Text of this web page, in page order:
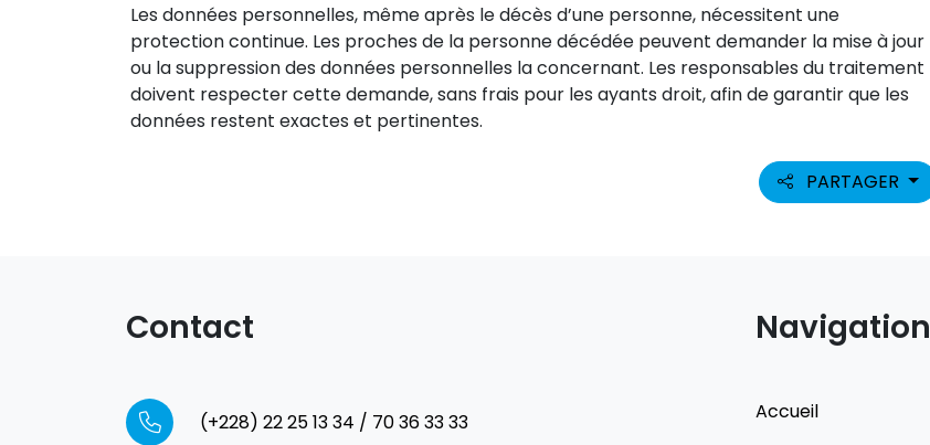
Les données personnelles, même après le décès d’une personne, nécessitent une
protection continue. Les proches de la personne décédée peuvent demander la mise à jour
ou la suppression des données personnelles la concernant. Les responsables du traitement
doivent respecter cette demande, sans frais pour les ayants droit, afin de garantir que les
données restent exactes et pertinentes.
PARTAGER
Contact
(+228) 22 25 13 34 / 70 36 33 33
Navigation
Accueil